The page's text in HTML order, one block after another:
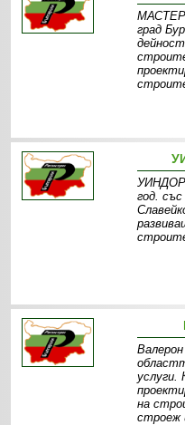
град
УИНДОР
год.
услуги.
на
строеж